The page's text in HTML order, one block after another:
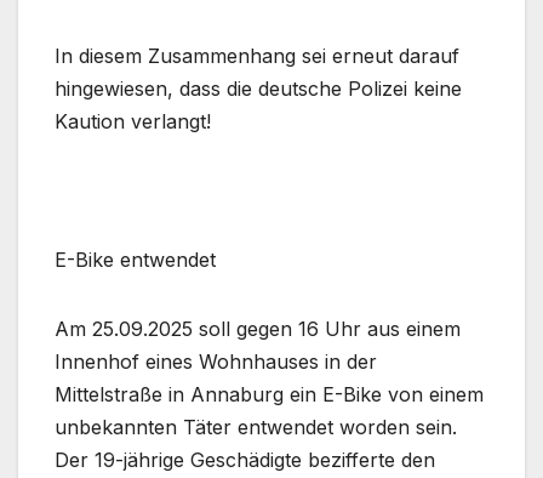
In diesem Zusammenhang sei erneut darauf
hingewiesen, dass die deutsche Polizei keine
Kaution verlangt!
E-Bike entwendet
Am 25.09.2025 soll gegen 16 Uhr aus einem
Innenhof eines Wohnhauses in der
Mittelstraße in Annaburg ein E-Bike von einem
unbekannten Täter entwendet worden sein.
Der 19-jährige Geschädigte bezifferte den